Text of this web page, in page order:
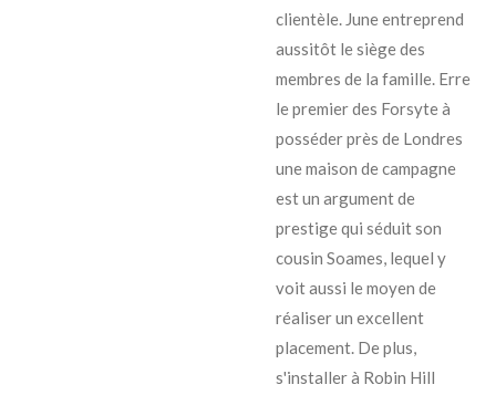
clientèle. June entreprend
aussitôt le siège des
membres de la famille. Erre
le premier des Forsyte à
posséder près de Londres
une maison de campagne
est un argument de
prestige qui séduit son
cousin Soames, lequel y
voit aussi le moyen de
réaliser un excellent
placement. De plus,
s'installer à Robin Hill